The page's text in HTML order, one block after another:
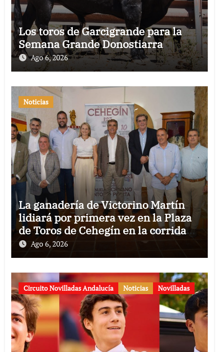
Los toros de Garcigrande para la
Semana Grande Donostiarra
Ago 6, 2026
Noticias
La ganadería de Victorino Martín
lidiará por primera vez en la Plaza
de Toros de Cehegín en la corrida
conmemorativa de su 125
aniversario
Ago 6, 2026
Circuito Novilladas Andalucía Noticias Novilladas